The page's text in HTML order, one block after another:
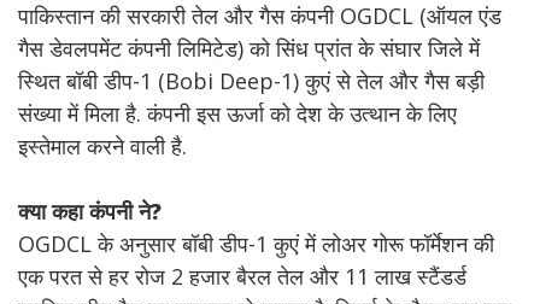
पाकिस्तान की सरकारी तेल और गैस कंपनी OGDCL (ऑयल एंड
गैस डेवलपमेंट कंपनी लिमिटेड) को सिंध प्रांत के संघार जिले में
स्थित बॉबी डीप-1 (Bobi Deep-1) कुएं से तेल और गैस बड़ी
संख्या में मिला है. कंपनी इस ऊर्जा को देश के उत्थान के लिए
इस्तेमाल करने वाली है.
क्या कहा कंपनी ने?
OGDCL के अनुसार बॉबी डीप-1 कुएं में लोअर गोरू फॉर्मेशन की
एक परत से हर रोज 2 हजार बैरल तेल और 11 लाख स्टैंडर्ड